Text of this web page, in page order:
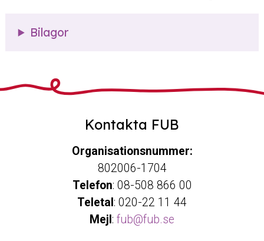
Bilagor
Kontakta FUB
Organisationsnummer:
802006-1704
Telefon: 08-508 866 00
Teletal : 020-22 11 44
Mejl : fub@fub.se